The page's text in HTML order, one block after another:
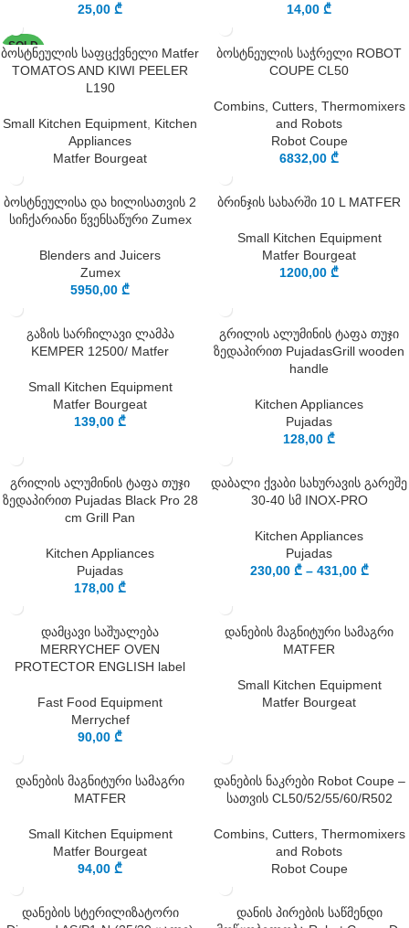
25,00 ₾
14,00 ₾
SOLD
OUT
ბოსტნეულის საფცქვნელი Matfer
TOMATOS AND KIWI PEELER
L190
Small Kitchen Equipment Kitchen
Appliances
Matfer Bourgeat
ბოსტნეულის საჭრელი ROBOT
COUPE CL50
Combins, Cutters, Thermomixers
and Robots
Robot Coupe
6832,00 ₾
ბოსტნეულისა და ხილისათვის 2
სიჩქარიანი წვენსაწური Zumex
Blenders and Juicers
Zumex
5950,00 ₾
ბრინჯის სახარში 10 L MATFER
Small Kitchen Equipment
Matfer Bourgeat
1200,00 ₾
გაზის სარჩილავი ლამპა
KEMPER 12500/ Matfer
Small Kitchen Equipment
Matfer Bourgeat
139,00 ₾
გრილის ალუმინის ტაფა თუჯი
ზედაპირით PujadasGrill wooden
handle
Kitchen Appliances
Pujadas
128,00 ₾
გრილის ალუმინის ტაფა თუჯი
ზედაპირით Pujadas Black Pro 28
cm Grill Pan
Kitchen Appliances
Pujadas
178,00 ₾
დაბალი ქვაბი სახურავის გარეშე
30-40 სმ INOX-PRO
Kitchen Appliances
Pujadas
230,00 ₾ – 431,00 ₾
დამცავი საშუალება
MERRYCHEF OVEN
PROTECTOR ENGLISH label
Fast Food Equipment
Merrychef
90,00 ₾
დანების მაგნიტური სამაგრი
MATFER
Small Kitchen Equipment
Matfer Bourgeat
დანების მაგნიტური სამაგრი
MATFER
Small Kitchen Equipment
Matfer Bourgeat
94,00 ₾
დანების ნაკრები Robot Coupe –
სათვის CL50/52/55/60/R502
Combins, Cutters, Thermomixers
and Robots
Robot Coupe
დანების სტერილიზატორი
დანის პირების საწმენდი